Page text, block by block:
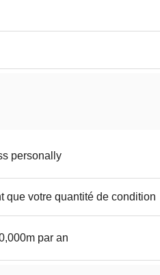
personally
que votre quantité de condition
par an